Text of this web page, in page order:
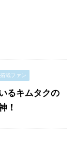
哉ファン
るキムタクの
！